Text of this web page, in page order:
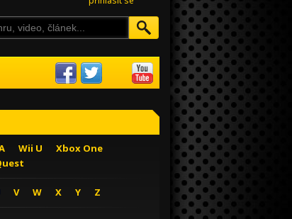
Wii U
Xbox One
V W X Y Z